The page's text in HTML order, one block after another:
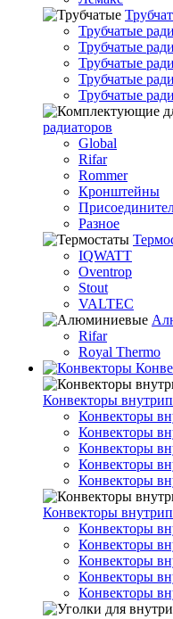
Трубчатые
Трубчатые
Трубчатые
Трубчатые
Трубчатые
радиаторов
Global
Rifar
Rommer
Кронштейны
Разное
IQWATT
Oventrop
Stout
VALTEC
Rifar
Royal Thermo
Конвекторы
Конвекторы
Конвекторы
Конвекторы
Конвекторы
Конвекторы
Конвекторы
Конвекторы
Конвекторы
Конвекторы
Конвекторы
Конвекторы